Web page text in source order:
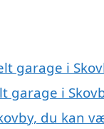
garage i
garage i
du kan